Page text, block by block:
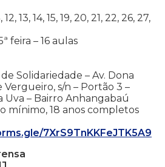
13, 14, 15, 19, 20, 21, 22, 26, 27,
feira – 16 aulas
Solidariedade – Av. Dona
Vergueiro, s/n – Portão 3 –
Uva – Bairro Anhangabaú
mínimo, 18 anos completos
7XrS9TnKKFeJTK5A9